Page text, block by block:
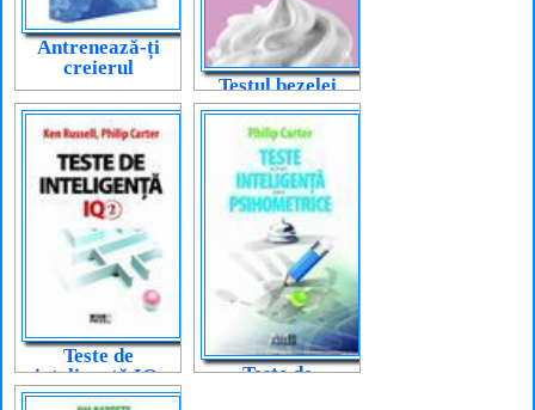
Antrenează-ți
creierul
Testul bezelei
Teste de
inteligență IQ.
Vol. 2
Teste de